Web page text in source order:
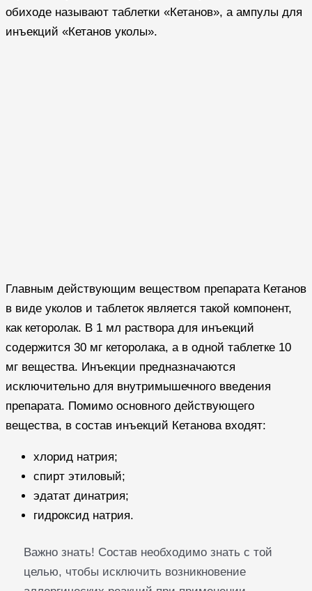
обиходе называют таблетки «Кетанов», а ампулы для
инъекций «Кетанов уколы».
Главным действующим веществом препарата Кетанов
в виде уколов и таблеток является такой компонент,
как кеторолак. В 1 мл раствора для инъекций
содержится 30 мг кеторолака, а в одной таблетке 10
мг вещества. Инъекции предназначаются
исключительно для внутримышечного введения
препарата. Помимо основного действующего
вещества, в состав инъекций Кетанова входят:
хлорид натрия;
спирт этиловый;
эдатат динатрия;
гидроксид натрия.
Важно знать! Состав необходимо знать с той
целью, чтобы исключить возникновение